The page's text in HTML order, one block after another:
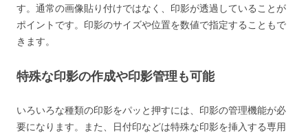
す。通常の画像貼り付けではなく、印影が透過していることが
ポイントです。印影のサイズや位置を数値で指定することもで
きます。
特殊な印影の作成や印影管理も可能
いろいろな種類の印影をパッと押すには、印影の管理機能が必
要になります。また、日付印などは特殊な印影を挿入する専用